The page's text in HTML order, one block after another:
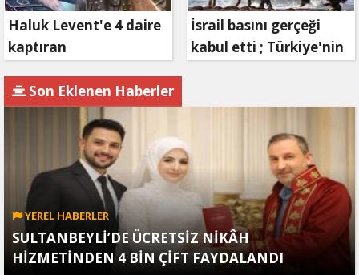
Haluk Levent'e 4 daire
kaptıran
savcılıkta aldı
İsrail basını gerçeği
kabul etti ; Türkiye'nin
Son Eklenen Haberler
YEREL HABERLER
SULTANBEYLİ’DE ÜCRETSİZ NİKÂH
HİZMETİNDEN 4 BİN ÇİFT FAYDALANDI